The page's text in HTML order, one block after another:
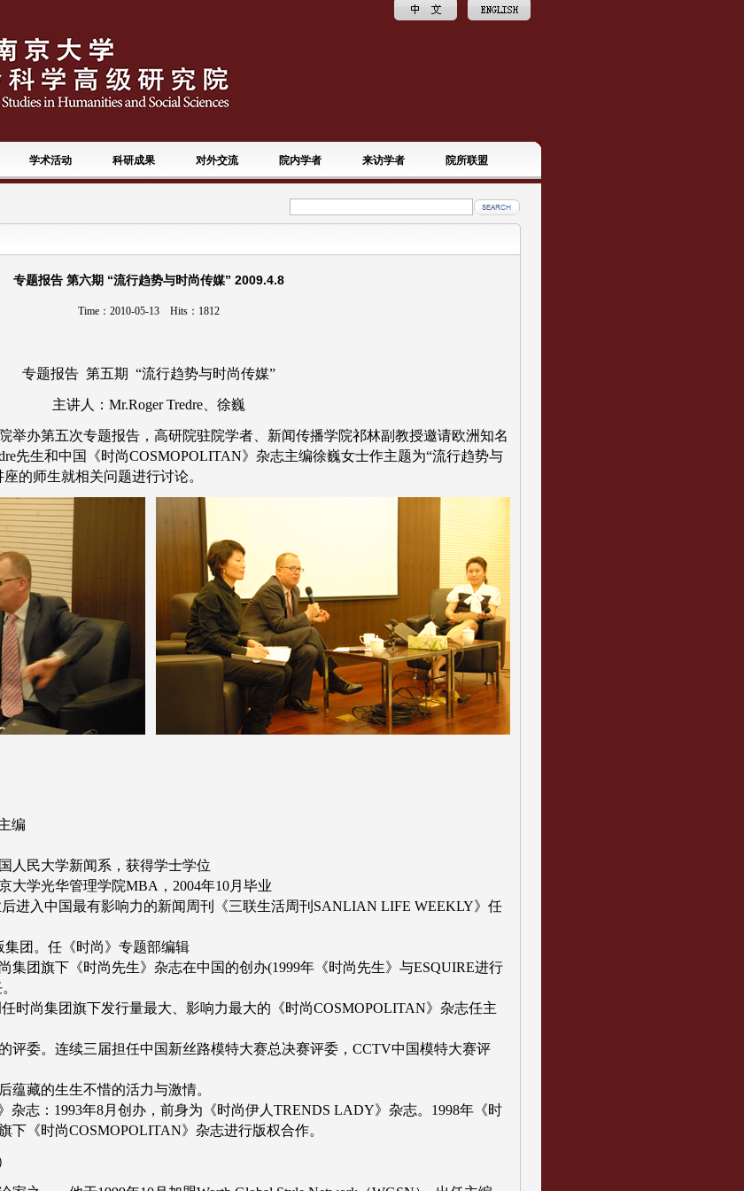
学术活动 科研成果 对外交流 院内学者 来访学者 院所联盟
专题报告 第六期 “流行趋势与时尚传媒” 2009.4.8
Time：2010-05-13 Hits： 1812
专题报告 第五期 “流行趋势与时尚传媒”
主讲人：Mr.Roger Tredre、徐巍
办第五次专题报告，高研院驻院学者、新闻传播学院祁林副教授邀请欧洲知名
先生和中国《时尚COSMOPOLITAN》杂志主编徐巍女士作主题为“流行趋势与
的师生就相关问题进行讨论。
编
人民大学新闻系，获得学士学位
华管理学院MBA，2004年10月毕业
进入中国最有影响力的新闻周刊《三联生活周刊SANLIAN LIFE WEEKLY》任
任《时尚》专题部编辑
《时尚先生》杂志在中国的创办(1999年《时尚先生》与ESQUIRE进行
团旗下发行量最大、影响力最大的《时尚COSMOPOLITAN》杂志任主
评委。连续三届担任中国新丝路模特大赛总决赛评委，CCTV中国模特大赛评
蕴藏的生生不惜的活力与激情。
杂志：1993年8月创办，前身为《时尚伊人TRENDS LADY》杂志。1998年《时
下《时尚COSMOPOLITAN》杂志进行版权合作。